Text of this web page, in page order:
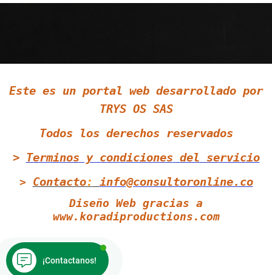
Este es un portal web desarrollado por
TRYS OS SAS
Todos los derechos reservados
> Terminos y condiciones del servicio
> Contacto: info@consultoronline.co
Diseño Web gracias a
www.koradiproductions.com
¡Contactanos!